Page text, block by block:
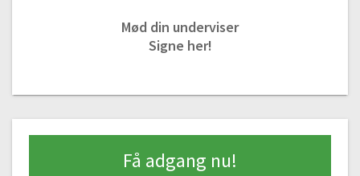
Mød din underviser
Signe her!
Få adgang nu!
10:09
Modul 3 – Sy din nederdel